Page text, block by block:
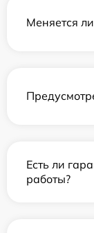
Меняется
Есть ли
работы?